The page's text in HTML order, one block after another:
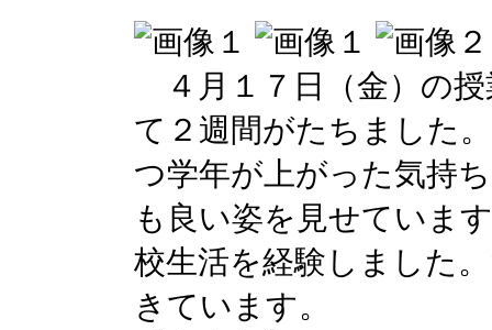
４月１７日（金）の
て２週間がたちました
つ学年が上がった気持
も良い姿を見せていま
校生活を経験しました
きています。